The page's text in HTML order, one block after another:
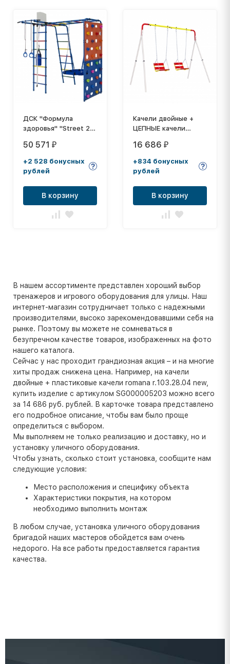
ДСК "Формула
здоровья" "Street 2"
50 571 ₽
+2 528 бонусных
рублей
В корзину
Качели двойные +
ЦЕПНЫЕ качели
NEW
16 686 ₽
+834 бонусных
рублей
В корзину
В нашем ассортименте представлен хороший выбор
тренажеров и игрового оборудования для улицы. Наш
интернет-магазин сотрудничает только с надежными
производителями, высоко зарекомендовавшими себя на
рынке. Поэтому вы можете не сомневаться в
безупречном качестве товаров, изображенных на фото
нашего каталога.
Сейчас у нас проходит грандиозная акция – и на многие
хиты продаж снижена цена. Например, на качели
двойные + пластиковые качели romana r.103.28.04 new,
купить изделие с артикулом SG000005203 можно всего
за 14 686 руб. рублей. В карточке товара представлено
его подробное описание, чтобы вам было проще
определиться с выбором.
Мы выполняем не только реализацию и доставку, но и
установку уличного оборудования.
Чтобы узнать, сколько стоит установка, сообщите нам
следующие условия:
Место расположения и специфику объекта
Характеристики покрытия, на котором
необходимо выполнить монтаж
В любом случае, установка уличного оборудования
бригадой наших мастеров обойдется вам очень
недорого. На все работы предоставляется гарантия
качества.